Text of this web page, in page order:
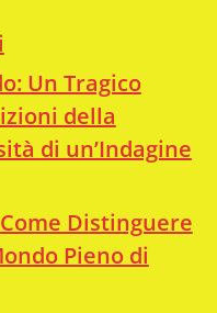
Un Tragico
della
di un’Indagine
Distinguere
Pieno di